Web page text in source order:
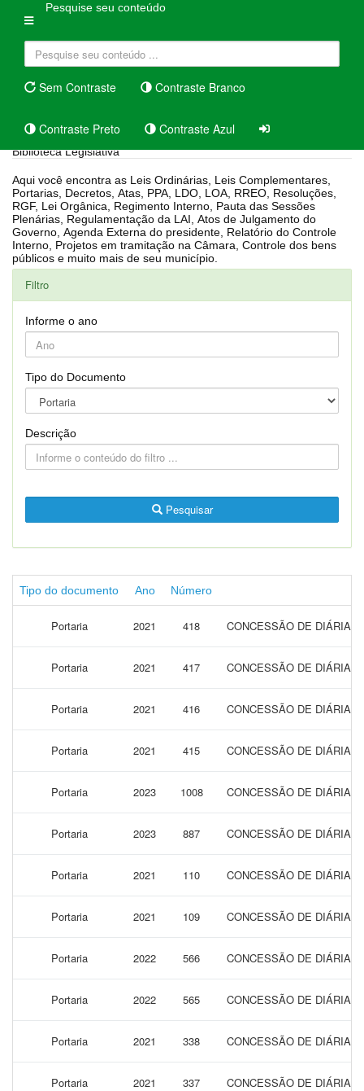
Pesquise seu conteúdo
Sem Contraste Contraste Branco
Contraste Preto Contraste Azul
Biblioteca Legislativa
Aqui você encontra as Leis Ordinárias, Leis Complementares,
Portarias, Decretos, Atas, PPA, LDO, LOA, RREO, Resoluções,
RGF, Lei Orgânica, Regimento Interno, Pauta das Sessões
Plenárias, Regulamentação da LAI, Atos de Julgamento do
Governo, Agenda Externa do presidente, Relatório do Controle
Interno, Projetos em tramitação na Câmara, Controle dos bens
públicos e muito mais de seu município.
Filtro
Informe o ano
Tipo do Documento
Descrição
Pesquisar
Tipo do documento Ano Número
Portaria 2021 418 CONCESSÃO DE DIÁRIAS
Portaria 2021 417 CONCESSÃO DE DIÁRIAS
Portaria 2021 416 CONCESSÃO DE DIÁRIAS
Portaria 2021 415 CONCESSÃO DE DIÁRIAS
Portaria 2023 1008 CONCESSÃO DE DIÁRIAS
Portaria 2023 887 CONCESSÃO DE DIÁRIAS
Portaria 2021 110 CONCESSÃO DE DIÁRIAS
Portaria 2021 109 CONCESSÃO DE DIÁRIAS
Portaria 2022 566 CONCESSÃO DE DIÁRIAS
Portaria 2022 565 CONCESSÃO DE DIÁRIAS
Portaria 2021 338 CONCESSÃO DE DIÁRIAS
Portaria 2021 337 CONCESSÃO DE DIÁRIAS